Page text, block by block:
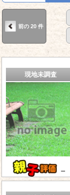
前の 20 件
現地未調査
－